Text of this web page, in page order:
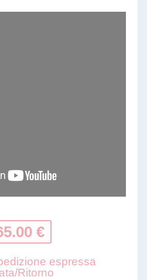
€
espressa
Ritorno